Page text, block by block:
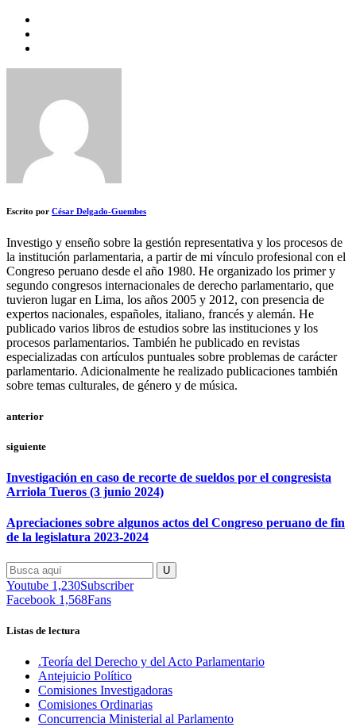
Escrito por César Delgado-Guembes
Investigo y enseño sobre la gestión representativa y los procesos de
la institución parlamentaria, a partir de mi vínculo profesional con el
Congreso peruano desde el año 1980. He organizado los primer y
segundo congresos internacionales de derecho parlamentario, que
tuvieron lugar en Lima, los años 2005 y 2012, con presencia de
expertos nacionales, españoles, italiano, francés y alemán. He
publicado varios libros de estudios sobre las instituciones y los
procesos parlamentarios. También he publicado en revistas
especializadas con artículos puntuales sobre problemas de carácter
parlamentario. Adicionalmente he realizado publicaciones también
sobre temas culturales, de género y de música.
anterior
siguiente
Investigación en caso de recorte de sueldos por el congresista
Arriola Tueros (3 junio 2024)
Apreciaciones sobre algunos actos del Congreso peruano de fin
de la legislatura 2023-2024
Youtube 1,230Subscriber
Facebook 1,568Fans
Listas de lectura
.Teoría del Derecho y del Acto Parlamentario
Antejuicio Político
Comisiones Investigadoras
Comisiones Ordinarias
Concurrencia Ministerial al Parlamento